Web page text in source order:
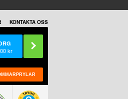
KONTAKTA OSS
kr